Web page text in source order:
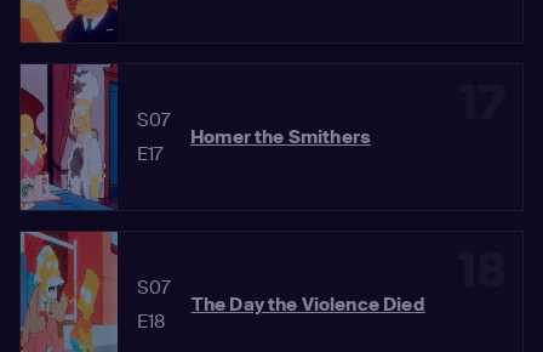
S07
E17
Homer the Smithers
S07
E18
The Day the Violence Died